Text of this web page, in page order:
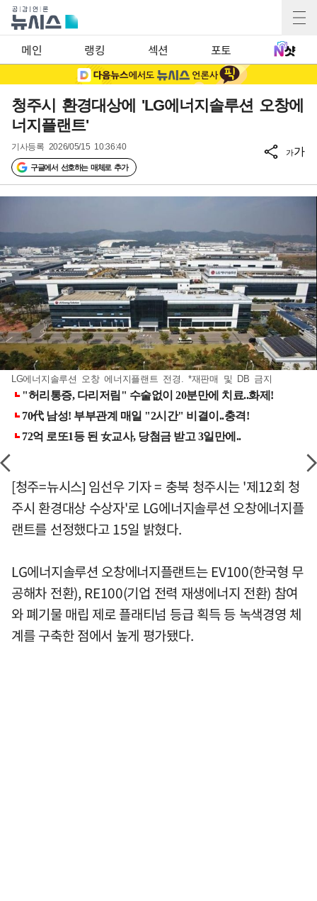
메인 랭킹 섹션 포토
청주시 환경대상에 'LG에너지솔루션 오창에
너지플랜트'
기사등록 2026/05/15 10:36:40
구글에서 선호하는 매체로 추가
가가
LG에너지솔루션 오창 에너지플랜트 전경. *재판매 및 DB 금지
[청주=뉴시스] 임선우 기자 = 충북 청주시는 '제12회 청
주시 환경대상 수상자'로 LG에너지솔루션 오창에너지플
랜트를 선정했다고 15일 밝혔다.
LG에너지솔루션 오창에너지플랜트는 EV100(한국형 무
공해차 전환), RE100(기업 전력 재생에너지 전환) 참여
와 폐기물 매립 제로 플래티넘 등급 획득 등 녹색경영 체
계를 구축한 점에서 높게 평가됐다.